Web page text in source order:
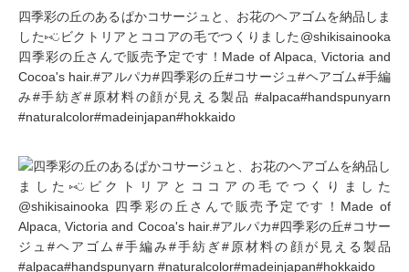
四季彩の丘のあるぱかコサージュと、お花のヘアゴムを納品しま
した⑅︎◡̈︎ビクトリアとココアの毛でつくりました@shikisainooka
四季彩の丘さんで販売予定です！Made of Alpaca, Victoria and
Cocoa's hair.#アルパカ#四季彩の丘#コサージュ#ヘアゴム#手編
み#手紡ぎ#原材料の顔が見える製品 #alpaca#handspunyarn
#naturalcolor#madeinjapan#hokkaido